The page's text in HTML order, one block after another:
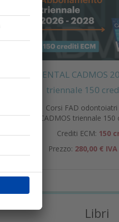
DENTAL CADMOS
triennale 150
Corsi FAD
CADMOS triennale 150
Crediti ECM: 150
Prezzo: 280,00 €
Libri